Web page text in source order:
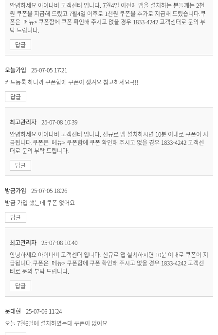
안녕하세요 아이나비 고객센터 입니다. 7월4일 이전에 앱을 설치하는 분들께는 2천
원 쿠폰을 지급해 드렸고 7월4일 이후로 1천원 쿠폰을 추가로 지급해 드렸습니다.쿠
폰은 메뉴> 쿠폰함에 쿠폰 확인해 주시고 없을 경우 1833-4242 고객센터로 문의 부
탁 드립니다.
답글
오늘가입
25-07-05 17:21
카드등록 하니까 쿠폰함에 쿠폰이 생겨요 참고하세요~!!!
답글
최고관리자 25-07-08 10:39
안녕하세요 아이나비 고객센터 입니다. 신규로 앱 설치하시면 10분 이내로 쿠폰이 지
급됩니다.쿠폰은 메뉴> 쿠폰함에 쿠폰 확인해 주시고 없을 경우 1833-4242 고객센
터로 문의 부탁 드립니다.
답글
방금가입
25-07-05 18:26
방금 가입 했는데 쿠폰 없어요
답글
최고관리자 25-07-08 10:40
안녕하세요 아이나비 고객센터 입니다. 신규로 앱 설치하시면 10분 이내로 쿠폰이 지
급됩니다.쿠폰은 메뉴> 쿠폰함에 쿠폰 확인해 주시고 없을 경우 1833-4242 고객센
터로 문의 부탁 드립니다.
답글
문대현
25-07-06 11:24
오늘 7월6일에 설치하였는데 쿠폰이 없어요